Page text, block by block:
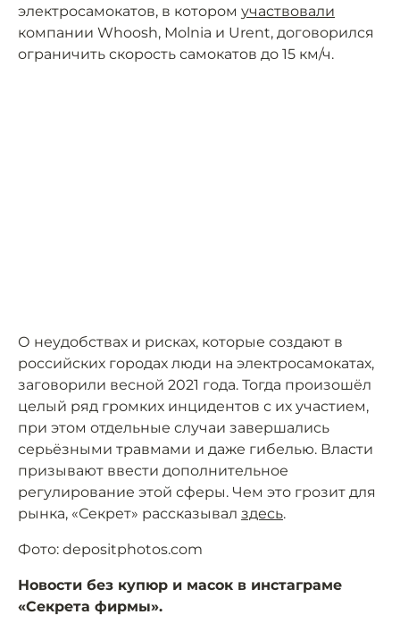
электросамокатов, в котором участвовали
компании Whoosh, Molnia и Urent, договорился
ограничить скорость самокатов до 15 км/ч.
О неудобствах и рисках, которые создают в
российских городах люди на электросамокатах,
заговорили весной 2021 года. Тогда произошёл
целый ряд громких инцидентов с их участием,
при этом отдельные случаи завершались
серьёзными травмами и даже гибелью. Власти
призывают ввести дополнительное
регулирование этой сферы. Чем это грозит для
рынка, «Секрет» рассказывал здесь.
Фото: depositphotos.com
Новости без купюр и масок в инстаграме
«Секрета фирмы».